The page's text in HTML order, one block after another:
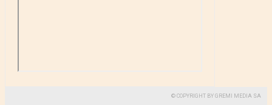
© COPYRIGHT BY GREMI MEDIA SA